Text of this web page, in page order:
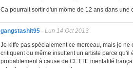
Ca pourrait sortir d'un môme de 12 ans dans une
gangstashit95 - Lun 14 Oct 2013
Je kiffe pas spécialement ce morceau, mais je
critiquent ou même insultent un artiste parce qu'il
probablement à cause de CETTE mentalité